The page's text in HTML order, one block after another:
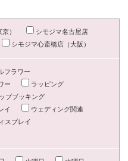
）
シモジマ名古屋店
シモジマ心斎橋店（大阪）
フラワー
ー
ラッピング
プブッキング
イ
ウェディング関連
スプレイ